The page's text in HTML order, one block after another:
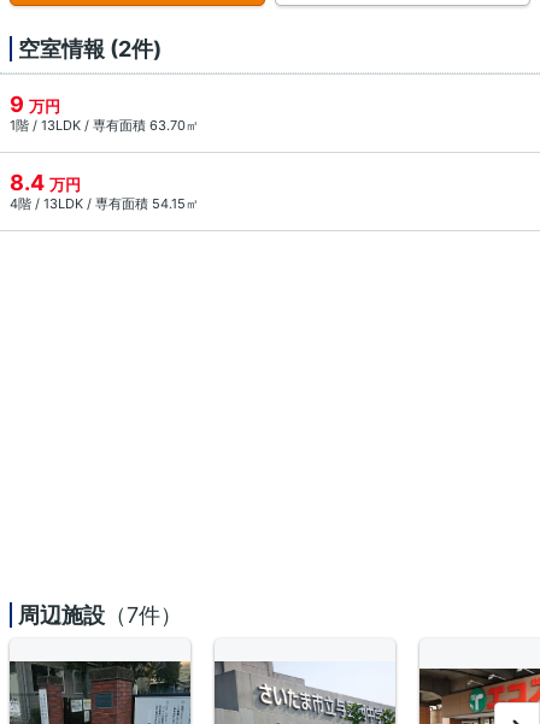
空室情報 (2件)
9 万円
1階 / 13LDK / 専有面積 63.70㎡
8.4 万円
4階 / 13LDK / 専有面積 54.15㎡
周辺施設 （7件）